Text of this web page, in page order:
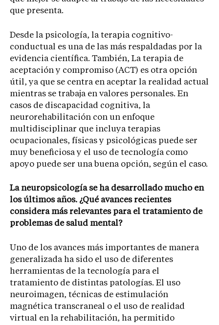
que presenta.
Desde la psicología, la terapia cognitivo-
conductual es una de las más respaldadas por la
evidencia científica. También, La terapia de
aceptación y compromiso (ACT) es otra opción
útil, ya que se centra en aceptar la realidad actual
mientras se trabaja en valores personales. En
casos de discapacidad cognitiva, la
neurorehabilitación con un enfoque
multidisciplinar que incluya terapias
ocupacionales, físicas y psicológicas puede ser
muy beneficiosa y el uso de tecnología como
apoyo puede ser una buena opción, según el caso.
La neuropsicología se ha desarrollado mucho en
los últimos años. ¿Qué avances recientes
considera más relevantes para el tratamiento de
problemas de salud mental?
Uno de los avances más importantes de manera
generalizada ha sido el uso de diferentes
herramientas de la tecnología para el
tratamiento de distintas patologías. El uso
neuroimagen, técnicas de estimulación
magnética transcraneal o el uso de realidad
virtual en la rehabilitación, ha permitido